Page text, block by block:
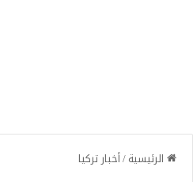
الرئيسية/أخبار تركيا